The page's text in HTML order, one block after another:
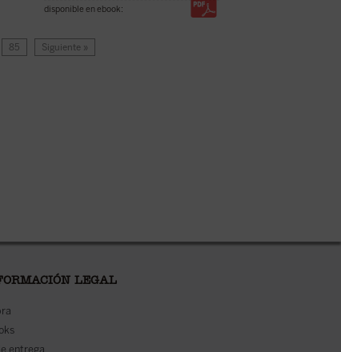
disponible en ebook:
85 Siguiente »
LEGAL
entrega